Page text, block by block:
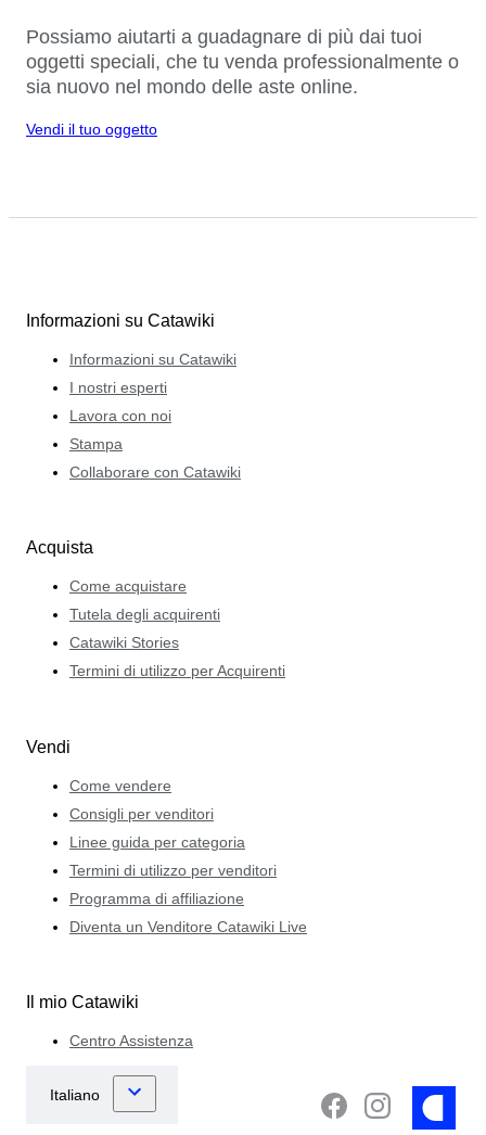
Possiamo aiutarti a guadagnare di più dai tuoi
oggetti speciali, che tu venda professionalmente o
sia nuovo nel mondo delle aste online.
Vendi il tuo oggetto
Informazioni su Catawiki
Informazioni su Catawiki
I nostri esperti
Lavora con noi
Stampa
Collaborare con Catawiki
Acquista
Come acquistare
Tutela degli acquirenti
Catawiki Stories
Termini di utilizzo per Acquirenti
Vendi
Come vendere
Consigli per venditori
Linee guida per categoria
Termini di utilizzo per venditori
Programma di affiliazione
Diventa un Venditore Catawiki Live
Il mio Catawiki
Centro Assistenza